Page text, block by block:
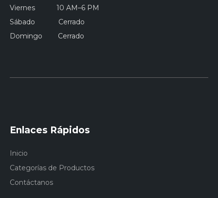
Viernes 10 AM–6 PM
Sábado Cerrado
Domingo Cerrado
Enlaces Rápidos
Inicio
Categorías de Productos
Contáctanos